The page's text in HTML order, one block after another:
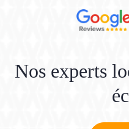
Nos experts